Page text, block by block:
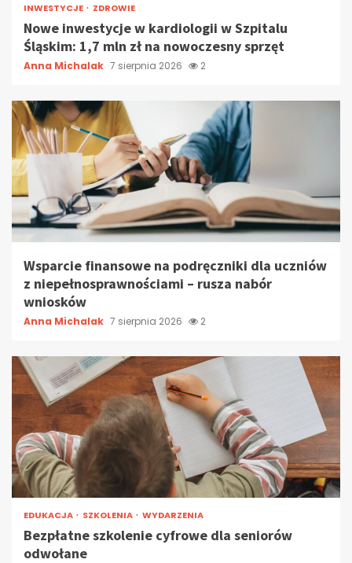
INWESTYCJE ZDROWIE
Nowe inwestycje w kardiologii w Szpitalu
Śląskim: 1,7 mln zł na nowoczesny sprzęt
Anna Michalak 7 sierpnia 2026 2
Wsparcie finansowe na podręczniki dla uczniów
z niepełnosprawnościami – rusza nabór
wniosków
Anna Michalak 7 sierpnia 2026 2
EDUKACJA SZKOLENIA WYDARZENIA
Bezpłatne szkolenie cyfrowe dla seniorów
odwołane